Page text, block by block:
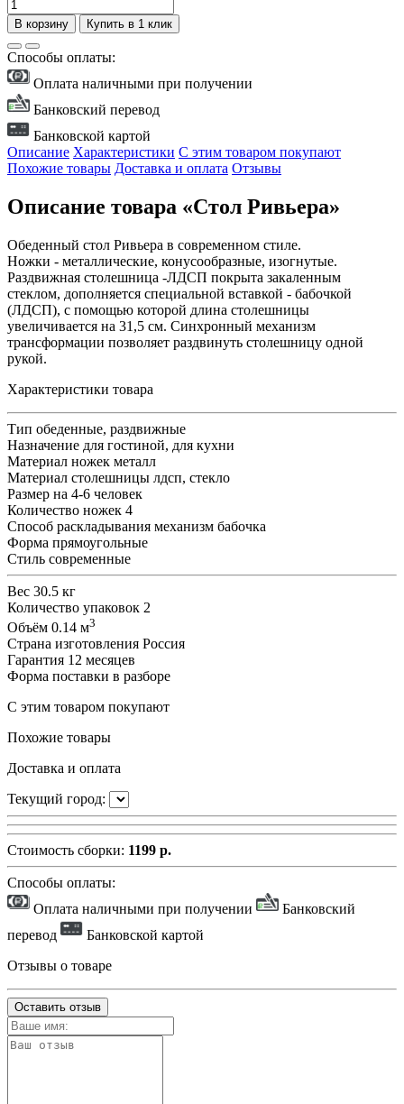
В корзину Купить в 1 клик
Способы оплаты:
Оплата наличными при получении
Банковский перевод
Банковской картой
Описание Характеристики С этим товаром покупают
Похожие товары Доставка и оплата Отзывы
Описание товара «Стол Ривьера»
Обеденный стол Ривьера в современном стиле.
Ножки - металлические, конусообразные, изогнутые.
Раздвижная столешница -ЛДСП покрыта закаленным
стеклом, дополняется специальной вставкой - бабочкой
(ЛДСП), с помощью которой длина столешницы
увеличивается на 31,5 см. Синхронный механизм
трансформации позволяет раздвинуть столешницу одной
рукой.
Характеристики товара
Тип обеденные, раздвижные
Назначение для гостиной, для кухни
Материал ножек металл
Материал столешницы лдсп, стекло
Размер на 4-6 человек
Количество ножек 4
Способ раскладывания механизм бабочка
Форма прямоугольные
Стиль современные
Вес 30.5 кг
Количество упаковок 2
Объём 0.14 м3
Страна изготовления Россия
Гарантия 12 месяцев
Форма поставки в разборе
С этим товаром покупают
Похожие товары
Доставка и оплата
Текущий город:
Стоимость сборки: 1199 р.
Способы оплаты:
Оплата наличными при получении
Банковский
перевод
Банковской картой
Отзывы о товаре
Оставить отзыв